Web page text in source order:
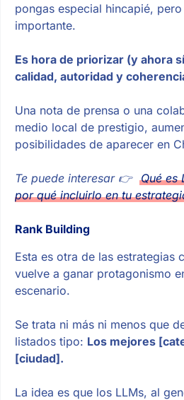
pongas especial hincapié,
importante.
Es hora de priorizar (y ahora
calidad, autoridad y
Una nota de prensa o una
medio local de prestigio,
posibilidades de aparecer en
Te puede interesar 👉 Qué es
por qué incluirlo en tu
Rank Building
Esta es otra de las estrategias
vuelve a ganar protagonismo
escenario.
Se trata ni más ni menos que
listados tipo: Los mejores
[ciudad].
La idea es que los LLMs, al